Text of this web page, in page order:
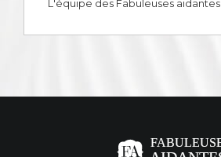
L'équipe des Fabuleuses aidantes